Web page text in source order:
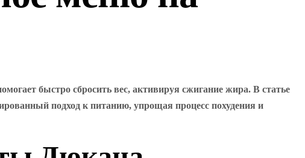
быстро сбросить вес, активируя сжигание жира. В статье
подход к питанию, упрощая процесс похудения и